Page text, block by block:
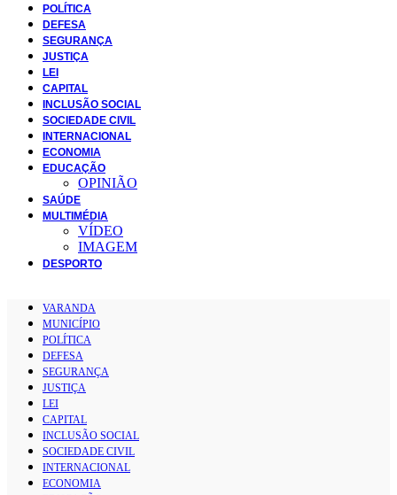
POLÍTICA
DEFESA
SEGURANÇA
JUSTIÇA
LEI
CAPITAL
INCLUSÃO SOCIAL
SOCIEDADE CIVIL
INTERNACIONAL
ECONOMIA
EDUCAÇÃO
OPINIÃO
SAÚDE
MULTIMÉDIA
VÍDEO
IMAGEM
DESPORTO
VARANDA
MUNICÍPIO
POLÍTICA
DEFESA
SEGURANÇA
JUSTIÇA
LEI
CAPITAL
INCLUSÃO SOCIAL
SOCIEDADE CIVIL
INTERNACIONAL
ECONOMIA